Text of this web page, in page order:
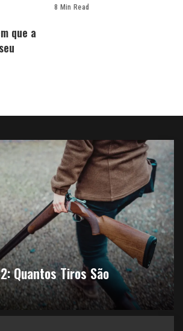
8 Min Read
que a
Quantos Tiros São
25 de junho de 2025